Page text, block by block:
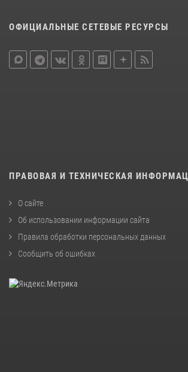
ОФИЦИАЛЬНЫЕ СЕТЕВЫЕ РЕСУРСЫ
ПРАВОВАЯ И ТЕХНИЧЕСКАЯ
О сайте
Об использовании информации сайта
Правила обработки персональных данных
Сообщить об ошибках